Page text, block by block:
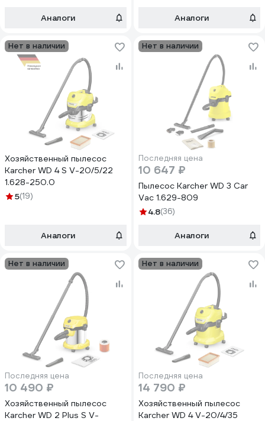
Аналоги Аналоги
Нет в наличии
Хозяйственный пылесос
Karcher WD 4 S V-20/5/22
1.628-250.0
5(19)
Аналоги
Нет в наличии
Последняя цена
10 647 ₽
Пылесос Karcher WD 3 Car
Vac 1.629-809
4.8(36)
Аналоги
Нет в наличии
Последняя цена
10 490 ₽
Хозяйственный пылесос
Karcher WD 2 Plus S V-
Нет в наличии
Последняя цена
14 790 ₽
Хозяйственный пылесос
Karcher WD 4 V-20/4/35